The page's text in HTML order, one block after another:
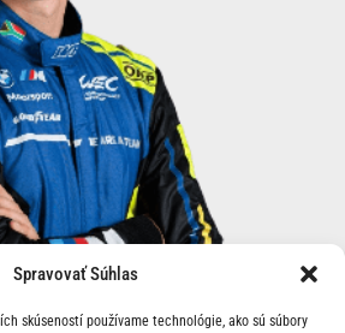
Spravovať Súhlas
skúseností používame technológie, ako sú súbory